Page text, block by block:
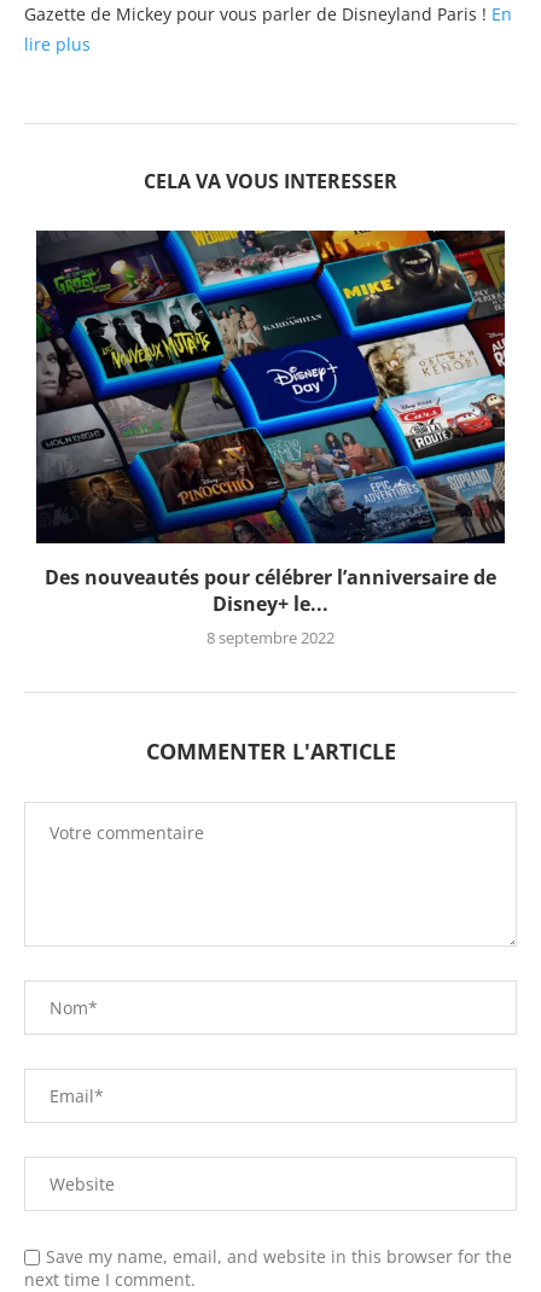
Gazette de Mickey pour vous parler de Disneyland Paris ! En
lire plus
CELA VA VOUS INTERESSER
Des nouveautés pour célébrer l’anniversaire de
Disney+ le...
8 septembre 2022
COMMENTER L'ARTICLE
Save my name, email, and website in this browser for the
next time I comment.